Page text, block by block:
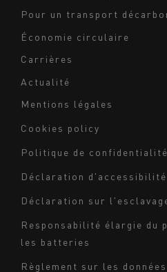
Pour un transport
Économie circulaire
Carrières
Actualité
bas
de
page
-
Milieu
Mentions légales
Cookies policy
Politique de confidentialité
Déclaration d'accessibilité
Déclaration sur
Responsabilité élargie du
les batteries
Règlement sur les données